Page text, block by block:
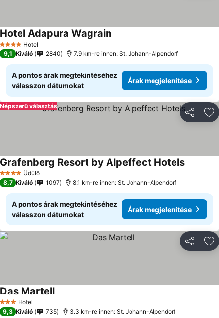
4 KategóriaHotel
Hotel Adapura Wagrain
9,1 Kiváló 2840 7.9 km-re innen: St. Johann-Alpendorf
A pontos árak megtekintéséhez
válasszon dátumokat
Árak megjelenítése
Népszerű választás
4 KategóriaÜdülő
Grafenberg Resort by Alpeffect Hotels
8,7 Kiváló 1097 8.1 km-re innen: St. Johann-Alpendorf
A pontos árak megtekintéséhez
válasszon dátumokat
Árak megjelenítése
3 Kategória
Hotel
Das Martell
9,3 Kiváló 735 3.3 km-re innen: St. Johann-Alpendorf